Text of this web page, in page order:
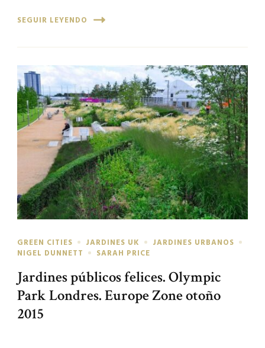
SEGUIR LEYENDO
GREEN CITIES JARDINES UK
JARDINES URBANOS
NIGEL DUNNETT
SARAH PRICE
Jardines públicos felices. Olympic
Park Londres. Europe Zone otoño
2015